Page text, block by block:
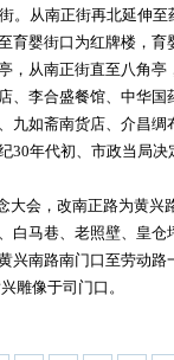
。从南正街再北延伸
育婴街口为红牌楼，育
，从南正街直至八角
、李合盛餐馆、中华
九如斋南货店、介昌
30年代初、市政当局
大会，改南正路为黄
白马巷、老照壁、皇
兴南路南门口至劳动路
雕像于司门口。